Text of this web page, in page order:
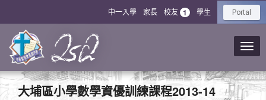
中一入學 家長 校友 1 學生 Portal
大埔區小學數學資優訓練課程2013-14